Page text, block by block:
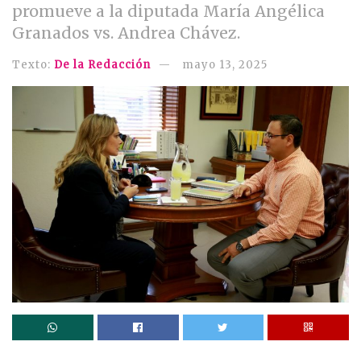
promueve a la diputada María Angélica
Granados vs. Andrea Chávez.
Texto: De la Redacción mayo 13, 2025